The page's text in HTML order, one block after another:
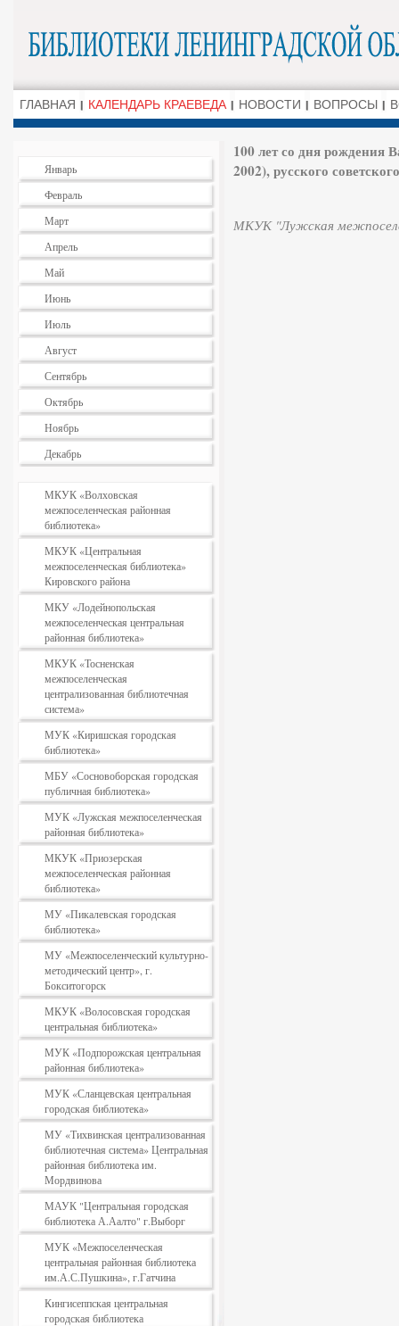
ГЛАВНАЯ КАЛЕНДАРЬ КРАЕВЕДА НОВОСТИ ВОПРОСЫ
Январь
Февраль
Март
Апрель
Май
Июнь
Июль
Август
Сентябрь
Октябрь
Ноябрь
Декабрь
МКУК «Волховская
межпоселенческая районная
библиотека»
МКУК «Центральная
межпоселенческая библиотека»
Кировского района
МКУ «Лодейнопольская
межпоселенческая центральная
районная библиотека»
МКУК «Тосненская
межпоселенческая
централизованная библиотечная
система»
МУК «Киришская городская
библиотека»
МБУ «Сосновоборская городская
публичная библиотека»
МУК «Лужская межпоселенческая
районная библиотека»
МКУК «Приозерская
межпоселенческая районная
библиотека»
МУ «Пикалевская городская
библиотека»
МУ «Межпоселенческий культурно-
методический центр», г.
Бокситогорск
МКУК «Волосовская городская
центральная библиотека»
МУК «Подпорожская центральная
районная библиотека»
МУК «Сланцевская центральная
городская библиотека»
МУ «Тихвинская централизованная
библиотечная система» Центральная
районная библиотека им.
Мордвинова
МАУК "Центральная городская
библиотека А.Аалто" г.Выборг
МУК «Межпоселенческая
центральная районная библиотека
им.А.С.Пушкина», г.Гатчина
Кингисеппская центральная
городская библиотека
100 лет со дня рождения
2002), русского
МКУК "Лужская